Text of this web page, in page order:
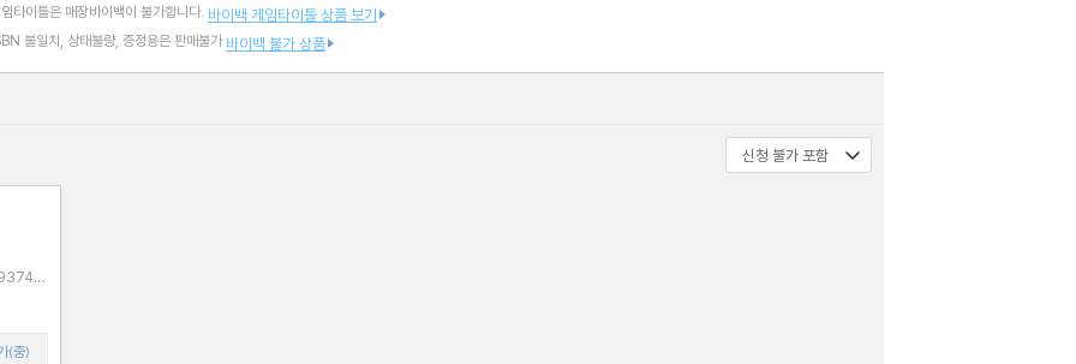
타이틀은 매장바이백이 불가합니다. 바이백 게임타이틀 상품 보기
불일치, 상태불량, 증정용은 판매불가 바이백 불가 상품
(중)